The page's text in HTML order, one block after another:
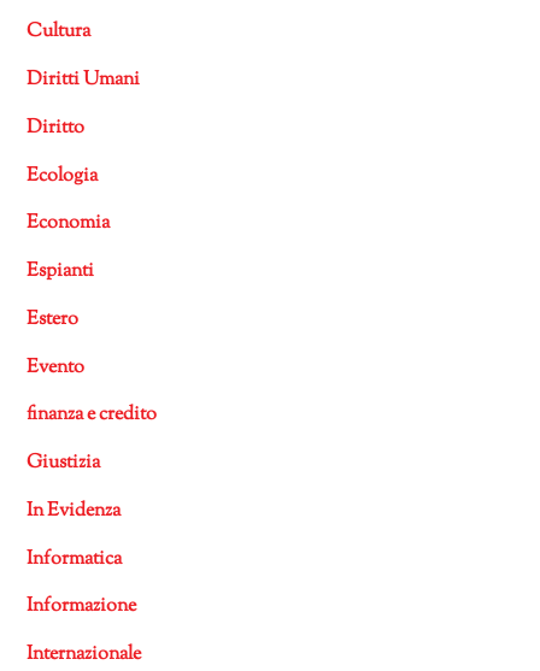
Cultura
Diritti Umani
Diritto
Ecologia
Economia
Espianti
Estero
Evento
finanza e credito
Giustizia
In Evidenza
Informatica
Informazione
Internazionale